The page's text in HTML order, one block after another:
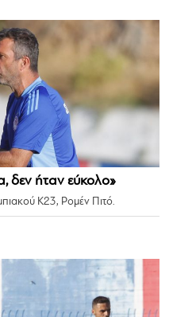
δεν ήταν εύκολο»
Κ23, Ρομέν Πιτό.